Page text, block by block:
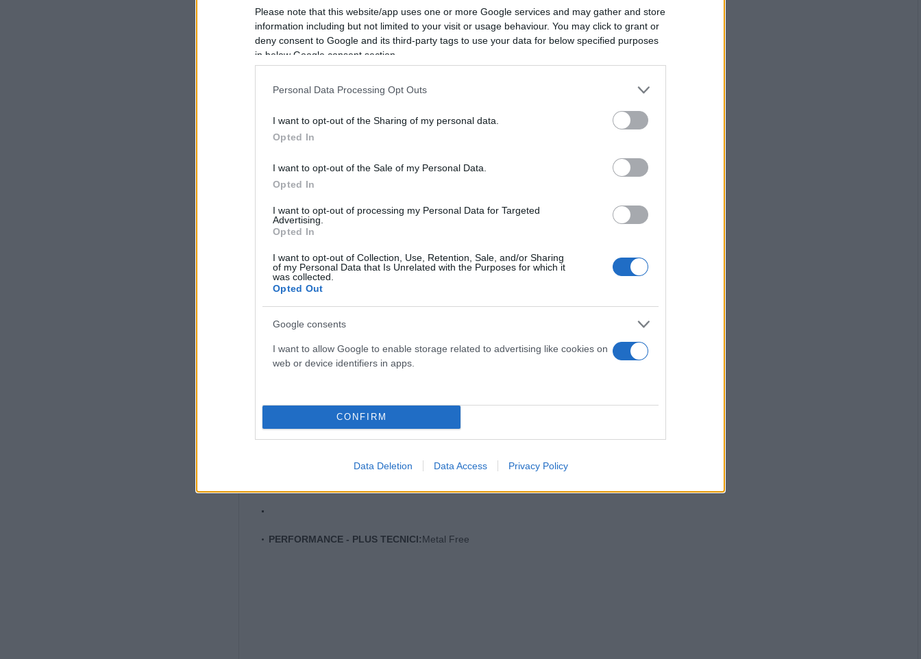
Please note that this website/app uses one or more Google services and may gather and store
information including but not limited to your visit or usage behaviour. You may click to grant or
deny consent to Google and its third-party tags to use your data for below specified purposes
in below Google consent section.
Personal Data Processing Opt Outs
I want to opt-out of the Sharing of my personal data.
Opted In
I want to opt-out of the Sale of my Personal Data.
Opted In
I want to opt-out of processing my Personal Data for Targeted
Advertising.
Opted In
I want to opt-out of Collection, Use, Retention, Sale, and/or Sharing
of my Personal Data that Is Unrelated with the Purposes for which it
was collected.
Opted Out
Google consents
I want to allow Google to enable storage related to advertising like cookies on
web or device identifiers in apps.
CONFIRM
Data Deletion Data Access Privacy Policy
PUNTALE:FIBERGLASS CAP; non metallico in fibra di vetro resistente a 200 J
CALZATA:10;5 Mondopoint (tg. 36-39) - 11 Mondopoint (tg. 40-48)
PERFORMANCE - PLUS TECNICI:Metal Free